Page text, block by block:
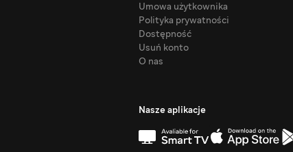
Umowa użytkownika
Polityka prywatności
Dostępność
Usuń konto
O nas
Nasze aplikacje